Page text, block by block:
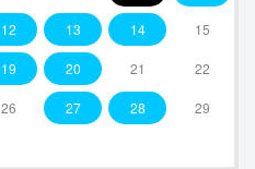
12 13 14 15
19 20 21 22
26 27 28 29